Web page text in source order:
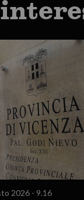
2026 - 9.16